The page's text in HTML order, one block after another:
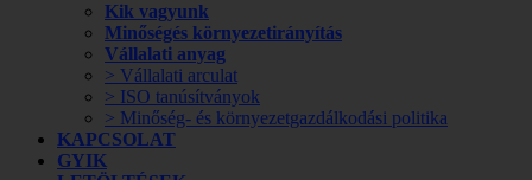
Kik vagyunk
Minőségés környezetirányítás
Vállalati anyag
> Vállalati arculat
> ISO tanúsítványok
> Minőség- és környezetgazdálkodási politika
KAPCSOLAT
GYIK